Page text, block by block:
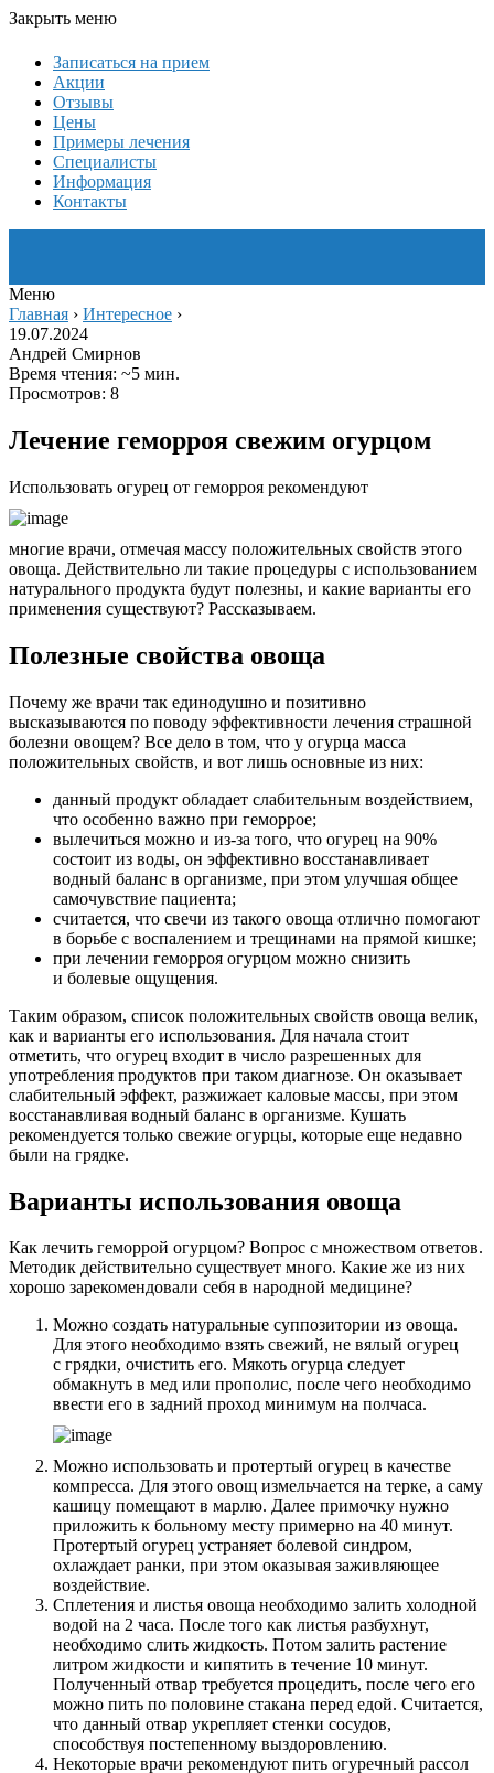
Закрыть меню
Записаться на прием
Акции
Отзывы
Цены
Примеры лечения
Специалисты
Информация
Контакты
Меню
Главная › Интересное ›
19.07.2024
Андрей Смирнов
Время чтения: ~5 мин.
Просмотров: 8
Лечение геморроя свежим огурцом
Использовать огурец от геморроя рекомендуют
многие врачи, отмечая массу положительных свойств этого
овоща. Действительно ли такие процедуры с использованием
натурального продукта будут полезны, и какие варианты его
применения существуют? Рассказываем.
Полезные свойства овоща
Почему же врачи так единодушно и позитивно
высказываются по поводу эффективности лечения страшной
болезни овощем? Все дело в том, что у огурца масса
положительных свойств, и вот лишь основные из них:
данный продукт обладает слабительным воздействием,
что особенно важно при геморрое;
вылечиться можно и из-за того, что огурец на 90%
состоит из воды, он эффективно восстанавливает
водный баланс в организме, при этом улучшая общее
самочувствие пациента;
считается, что свечи из такого овоща отлично помогают
в борьбе с воспалением и трещинами на прямой кишке;
при лечении геморроя огурцом можно снизить
и болевые ощущения.
Таким образом, список положительных свойств овоща велик,
как и варианты его использования. Для начала стоит
отметить, что огурец входит в число разрешенных для
употребления продуктов при таком диагнозе. Он оказывает
слабительный эффект, разжижает каловые массы, при этом
восстанавливая водный баланс в организме. Кушать
рекомендуется только свежие огурцы, которые еще недавно
были на грядке.
Варианты использования овоща
Как лечить геморрой огурцом? Вопрос с множеством ответов.
Методик действительно существует много. Какие же из них
хорошо зарекомендовали себя в народной медицине?
Можно создать натуральные суппозитории из овоща.
Для этого необходимо взять свежий, не вялый огурец
с грядки, очистить его. Мякоть огурца следует
обмакнуть в мед или прополис, после чего необходимо
ввести его в задний проход минимум на полчаса.
Можно использовать и протертый огурец в качестве
компресса. Для этого овощ измельчается на терке, а саму
кашицу помещают в марлю. Далее примочку нужно
приложить к больному месту примерно на 40 минут.
Протертый огурец устраняет болевой синдром,
охлаждает ранки, при этом оказывая заживляющее
воздействие.
Сплетения и листья овоща необходимо залить холодной
водой на 2 часа. После того как листья разбухнут,
необходимо слить жидкость. Потом залить растение
литром жидкости и кипятить в течение 10 минут.
Полученный отвар требуется процедить, после чего его
можно пить по половине стакана перед едой. Считается,
что данный отвар укрепляет стенки сосудов,
способствуя постепенному выздоровлению.
Некоторые врачи рекомендуют пить огуречный рассол